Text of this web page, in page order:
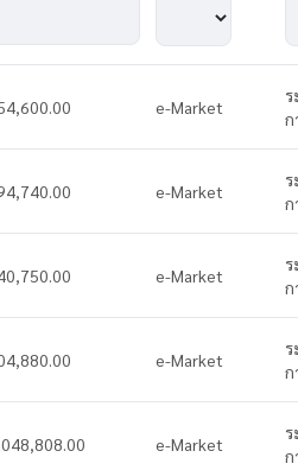
e-Market
ก
e-Market
ก
e-Market
ก
e-Market
ก
e-Market
ก